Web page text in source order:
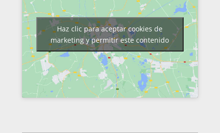
Haz clic para aceptar cookies de
marketing y permitir este contenido